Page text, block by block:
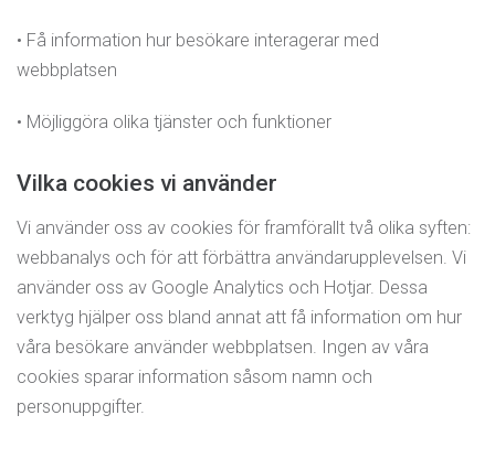
• Få information hur besökare interagerar med
webbplatsen
• Möjliggöra olika tjänster och funktioner
Vilka cookies vi använder
Vi använder oss av cookies för framförallt två olika syften:
webbanalys och för att förbättra användarupplevelsen. Vi
använder oss av Google Analytics och Hotjar. Dessa
verktyg hjälper oss bland annat att få information om hur
våra besökare använder webbplatsen. Ingen av våra
cookies sparar information såsom namn och
personuppgifter.